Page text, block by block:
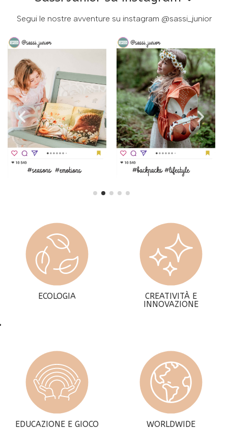
Segui le nostre avventure su instagram @sassi_junior
ECOLOGIA
CREATIVITÀ E
INNOVAZIONE
EDUCAZIONE E GIOCO WORLDWIDE